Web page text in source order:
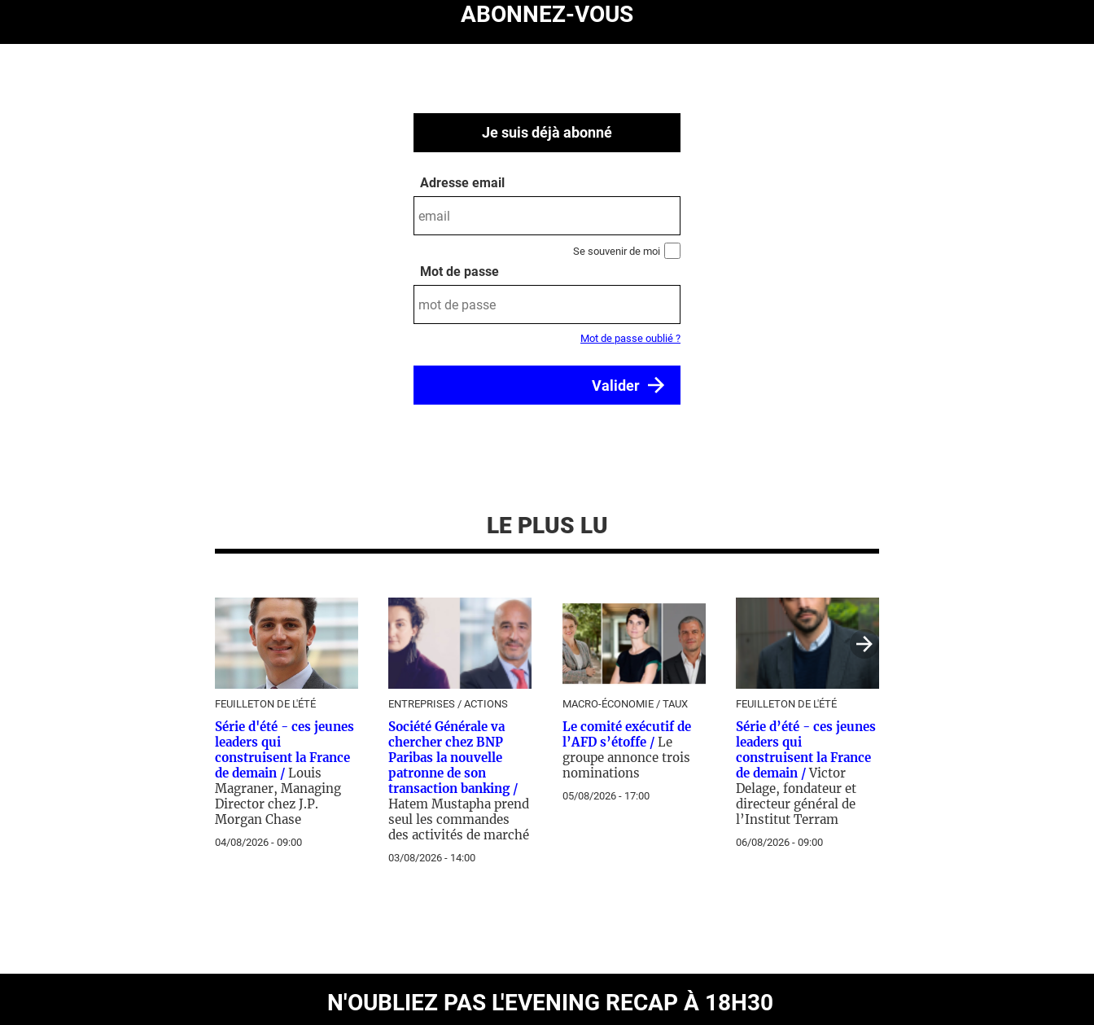
ABONNEZ-VOUS
Je suis déjà abonné
Adresse email
Se souvenir de moi
Mot de passe
Mot de passe oublié ?
LE PLUS LU
FEUILLETON DE L'ÉTÉ
Série d'été - ces jeunes
leaders qui
construisent la France
de demain / Louis
Magraner, Managing
Director chez J.P.
Morgan Chase
04/08/2026 - 09:00
ENTREPRISES / ACTIONS
Société Générale va
chercher chez BNP
Paribas la nouvelle
patronne de son
transaction banking /
Hatem Mustapha prend
seul les commandes
des activités de marché
03/08/2026 - 14:00
MACRO-ÉCONOMIE / TAUX
Le comité exécutif de
l’AFD s’étoffe / Le
groupe annonce trois
nominations
05/08/2026 - 17:00
FEUILLETON DE L'ÉTÉ
Série d’été - ces jeunes
leaders qui
construisent la France
de demain /Victor
Delage, fondateur et
directeur général de
l’Institut Terram
06/08/2026 - 09:00
N'OUBLIEZ PAS L'EVENING RECAP À 18H30